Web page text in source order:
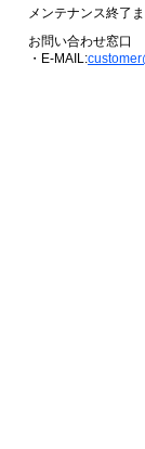
メンテナンス終了
お問い合わせ窓口
・E-MAIL: